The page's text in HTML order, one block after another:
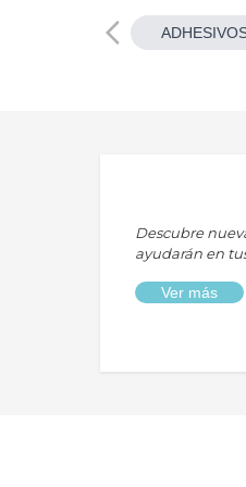
Descubre
ayudarán en
Ver más